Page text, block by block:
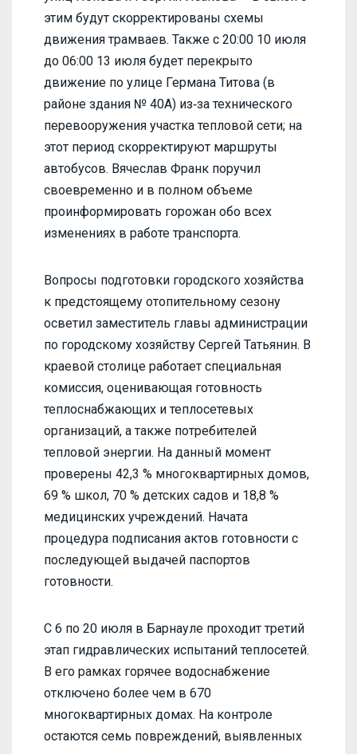
этим будут скорректированы схемы
движения трамваев. Также с 20:00 10 июля
до 06:00 13 июля будет перекрыто
движение по улице Германа Титова (в
районе здания № 40А) из‑за технического
перевооружения участка тепловой сети; на
этот период скорректируют маршруты
автобусов. Вячеслав Франк поручил
своевременно и в полном объеме
проинформировать горожан обо всех
изменениях в работе транспорта.
Вопросы подготовки городского хозяйства
к предстоящему отопительному сезону
осветил заместитель главы администрации
по городскому хозяйству Сергей Татьянин. В
краевой столице работает специальная
комиссия, оценивающая готовность
теплоснабжающих и теплосетевых
организаций, а также потребителей
тепловой энергии. На данный момент
проверены 42,3 % многоквартирных домов,
69 % школ, 70 % детских садов и 18,8 %
медицинских учреждений. Начата
процедура подписания актов готовности с
последующей выдачей паспортов
готовности.
С 6 по 20 июля в Барнауле проходит третий
этап гидравлических испытаний теплосетей.
В его рамках горячее водоснабжение
отключено более чем в 670
многоквартирных домах. На контроле
остаются семь повреждений, выявленных